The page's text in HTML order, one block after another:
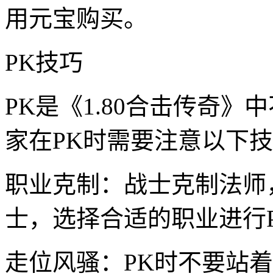
用元宝购买。
PK技巧
PK是《1.80合击传奇》
家在PK时需要注意以下
职业克制：战士克制法
士，选择合适的职业进
走位风骚：PK时不要站